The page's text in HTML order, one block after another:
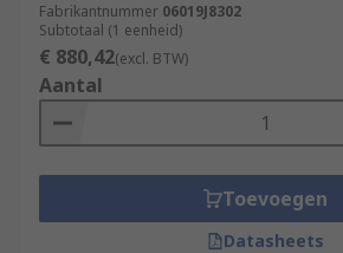
Fabrikantnummer 06019J8302
Subtotaal (1 eenheid)
€ 880,42(excl. BTW)
Aantal
Toevoegen
Datasheets